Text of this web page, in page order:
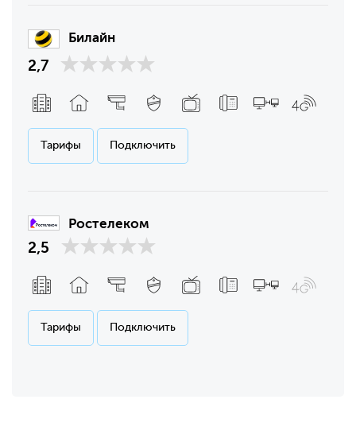
Билайн
2,7
Тарифы Подключить
Ростелеком
2,5
Тарифы Подключить